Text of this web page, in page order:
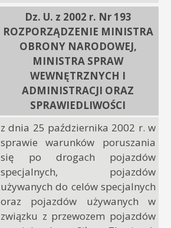
Dz. U. z 2002 r. Nr 193
ROZPORZĄDZENIE MINISTRA
OBRONY NARODOWEJ,
MINISTRA SPRAW
WEWNĘTRZNYCH I
ADMINISTRACJI ORAZ
SPRAWIEDLIWOŚCI
z dnia 25 października 2002 r. w
sprawie warunków poruszania
się po drogach pojazdów
specjalnych, pojazdów
używanych do celów specjalnych
oraz pojazdów używanych w
związku z przewozem pojazdów